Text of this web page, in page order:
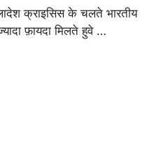
क्राइसिस के चलते भारतीय
फ़ायदा मिलते हुवे …